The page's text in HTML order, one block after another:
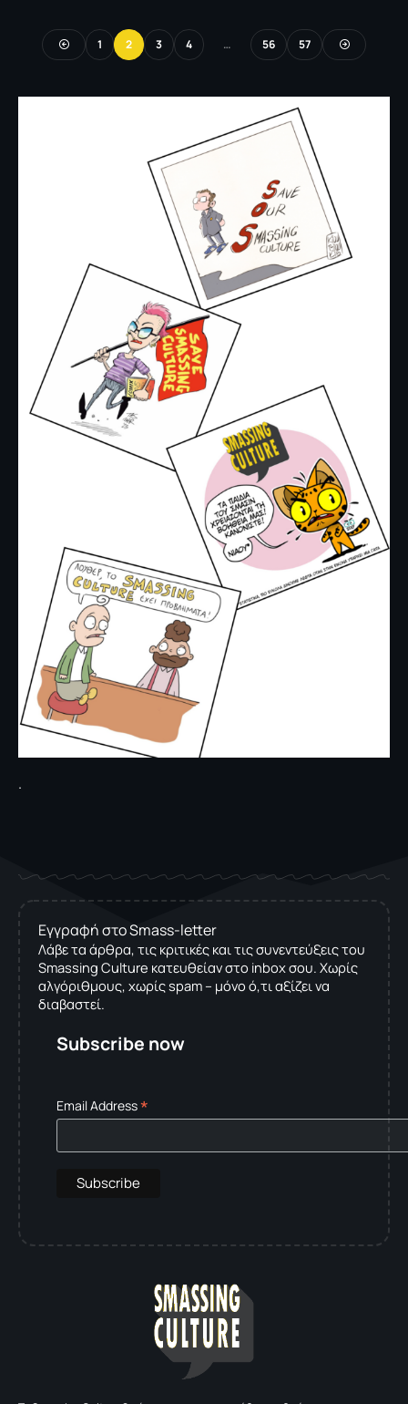
1 2 3 4 … 56 57
.
Εγγραφή στο Smass-letter
Λάβε τα άρθρα, τις κριτικές και τις συνεντεύξεις του
Smassing Culture κατευθείαν στο inbox σου. Χωρίς
αλγόριθμους, χωρίς spam – μόνο ό,τι αξίζει να
διαβαστεί.
Subscribe now
Email Address*